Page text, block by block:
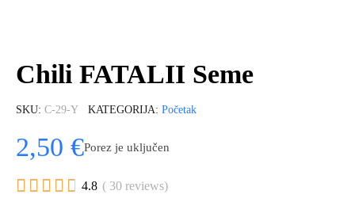
Chili FATALII Seme
SKU C-29-Y KATEGORIJA Početak
2,50 €Porez je uključen
     4.8 ( 30 reviews)